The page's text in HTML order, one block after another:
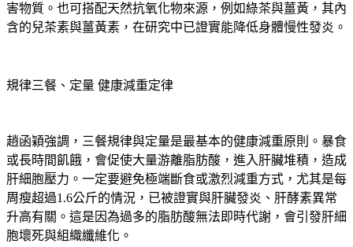
含的兒茶素與薑黃素，在研究中已證實能降低身體慢性發炎。
或長時間飢餓，會促使大量游離脂肪酸，進入肝臟堆積，造成
肝細胞壓力。一定要避免極端斷食或激烈減重方式，尤其是每
周瘦超過1.6公斤的情況，已被證實與肝臟發炎、肝酵素異常
升高有關。這是因為過多的脂肪酸無法即時代謝，會引發肝細
胞壞死與組織纖維化。